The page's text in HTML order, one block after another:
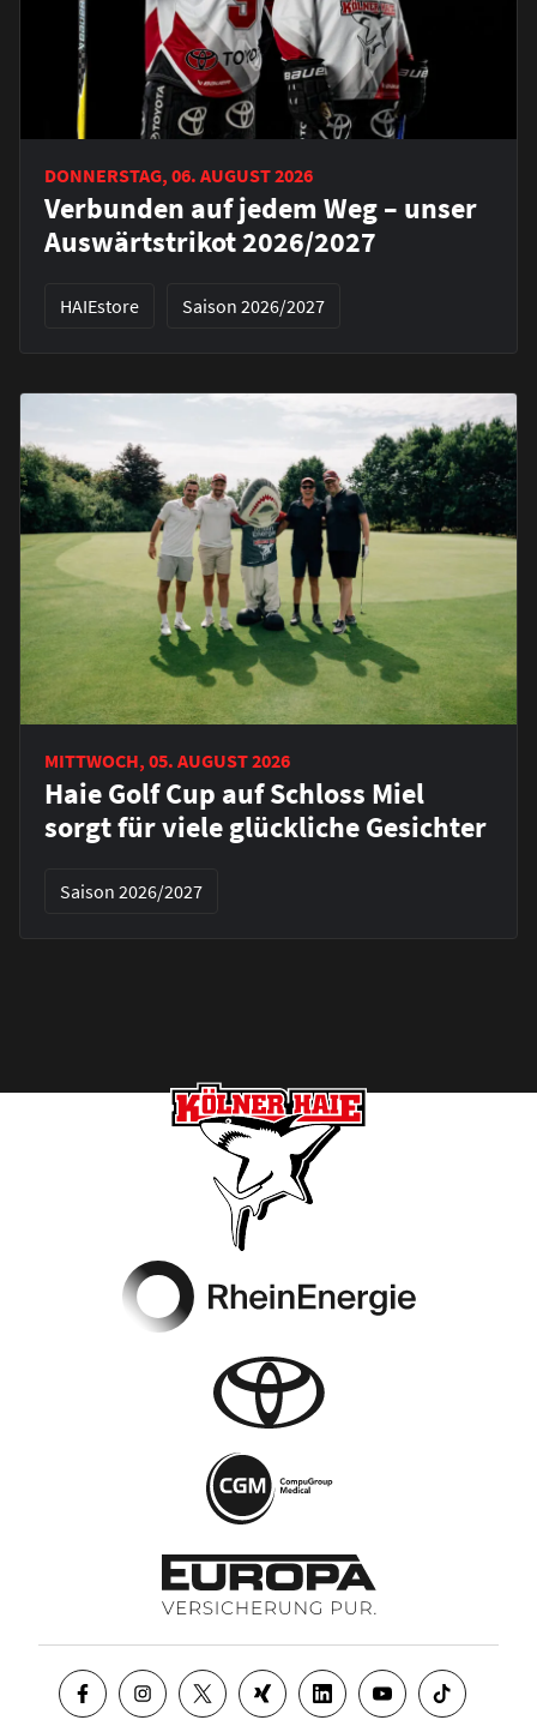
DONNERSTAG, 06. AUGUST 2026
Verbunden auf jedem Weg – unser
Auswärtstrikot 2026/2027
HAIEstore Saison 2026/2027
MITTWOCH, 05. AUGUST 2026
Haie Golf Cup auf Schloss Miel
sorgt für viele glückliche Gesichter
Saison 2026/2027